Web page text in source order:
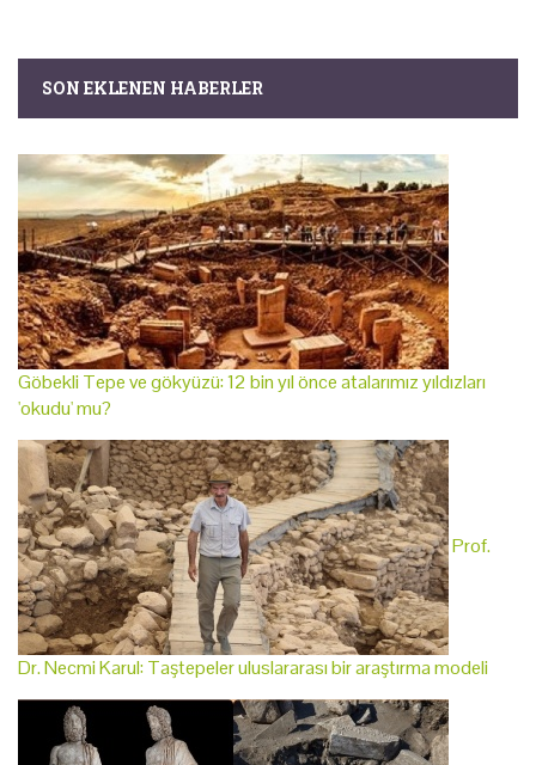
SON EKLENEN HABERLER
Göbekli Tepe ve gökyüzü: 12 bin yıl önce atalarımız yıldızları
'okudu' mu?
Prof.
Dr. Necmi Karul: Taştepeler uluslararası bir araştırma modeli